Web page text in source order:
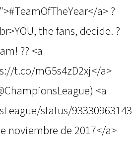
a> ?
the fans, decide. ?
?? <a
t.co/mG5s4zD2xj</a>
<a
status/93330963143
noviembre de 2017</a>